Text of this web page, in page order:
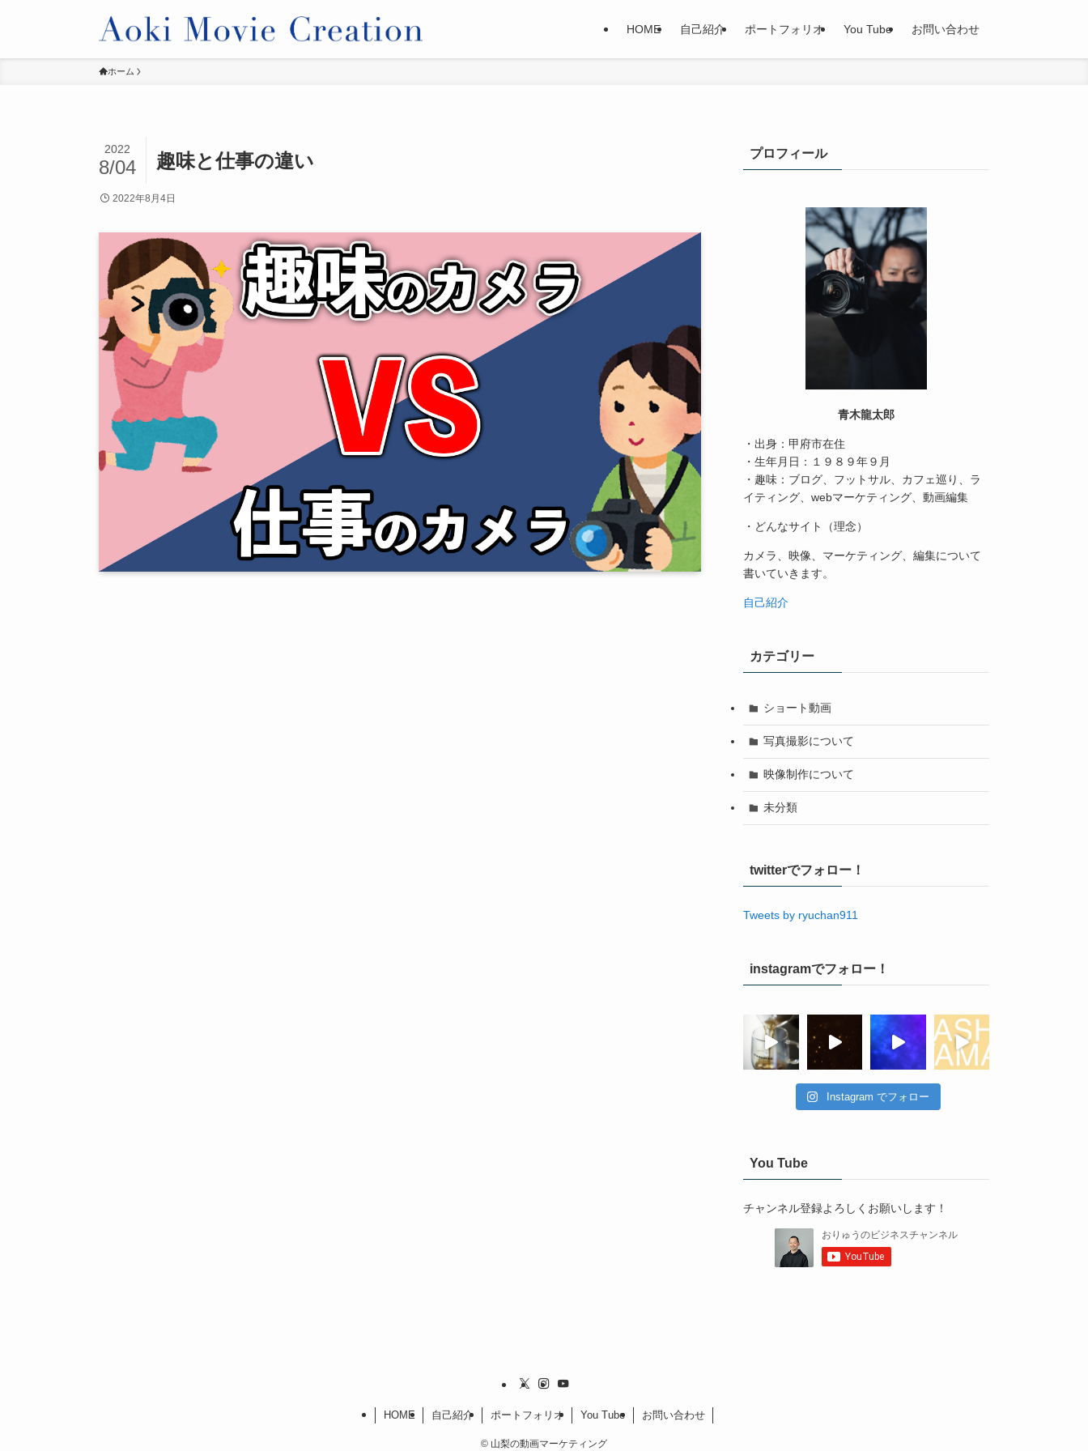
HOME 自己紹介 ポートフォリオ You Tube お問い合わせ
ホーム
趣味と仕事の違い
2022
8/04
2022年8月4日
プロフィール
青木龍太郎
・出身：甲府市在住
・生年月日：１９８９年９月
・趣味：ブログ、フットサル、カフェ巡り、ラ
イティング、webマーケティング、動画編集
・どんなサイト（理念）
カメラ、映像、マーケティング、編集について
書いていきます。
自己紹介
カテゴリー
ショート動画
写真撮影について
映像制作について
未分類
twitterでフォロー！
Tweets by ryuchan911
instagramでフォロー！
Instagram でフォロー
You Tube
チャンネル登録よろしくお願いします！
HOME 自己紹介 ポートフォリオ You Tube お問い合わせ
© 山梨の動画マーケティング